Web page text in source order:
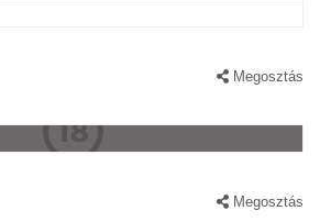
Megosztás
Megosztás